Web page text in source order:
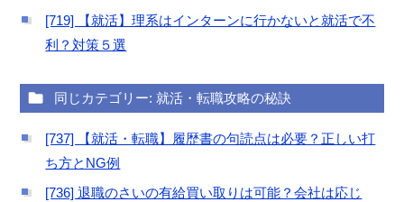
[719] 【就活】理系はインターンに行かないと就活で不
利？対策５選
同じカテゴリー: 就活・転職攻略の秘訣
[737] 【就活・転職】履歴書の句読点は必要？正しい打
ち方とNG例
[736] 退職のさいの有給買い取りは可能？会社は応じ